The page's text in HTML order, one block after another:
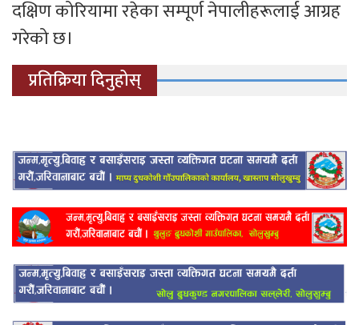
दक्षिण कोरियामा रहेका सम्पूर्ण नेपालीहरूलाई आग्रह
गरेको छ।
प्रतिक्रिया दिनुहोस्